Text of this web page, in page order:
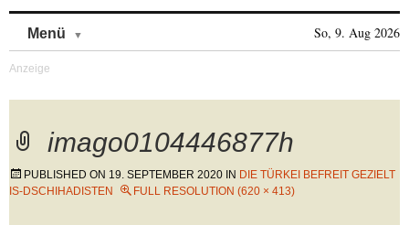
Menü So, 9. Aug 2026
imago0104446877h
PUBLISHED ON 19. SEPTEMBER 2020 IN DIE TÜRKEI BEFREIT GEZIELT
IS-DSCHIHADISTEN
FULL RESOLUTION (620 × 413)